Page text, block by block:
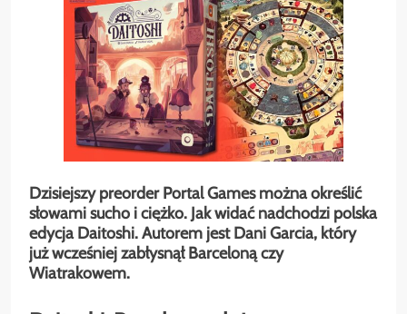
Dzisiejszy preorder Portal Games można określić
słowami sucho i ciężko. Jak widać nadchodzi polska
edycja Daitoshi. Autorem jest Dani Garcia, który
już wcześniej zabłysnął Barceloną czy
Wiatrakowem.